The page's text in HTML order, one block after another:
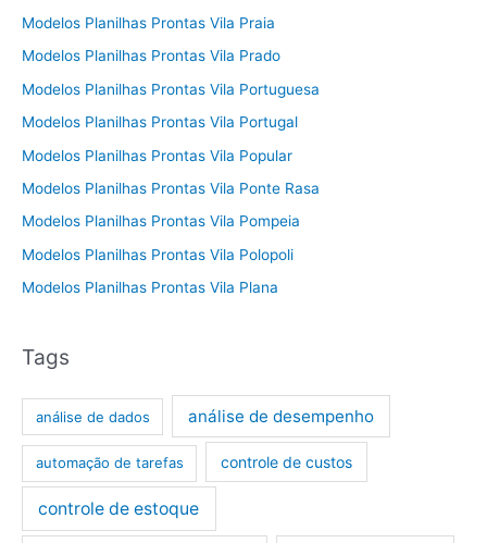
Modelos Planilhas Prontas Vila Praia
Modelos Planilhas Prontas Vila Prado
Modelos Planilhas Prontas Vila Portuguesa
Modelos Planilhas Prontas Vila Portugal
Modelos Planilhas Prontas Vila Popular
Modelos Planilhas Prontas Vila Ponte Rasa
Modelos Planilhas Prontas Vila Pompeia
Modelos Planilhas Prontas Vila Polopoli
Modelos Planilhas Prontas Vila Plana
Tags
análise de dados análise de desempenho
automação de tarefas controle de custos
controle de estoque